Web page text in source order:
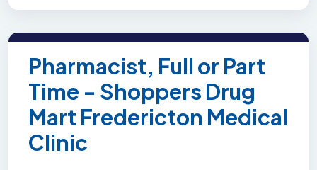
Pharmacist, Full or Part
Time - Shoppers Drug
Mart Fredericton Medical
Clinic